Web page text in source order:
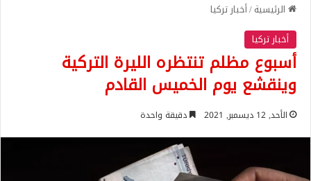
الرئيسية/أخبار تركيا
أخبار تركيا
أسبوع مظلم تنتظره الليرة التركية
وينقشع يوم الخميس القادم
الأحد, 12 ديسمبر, 2021 دقيقة واحدة